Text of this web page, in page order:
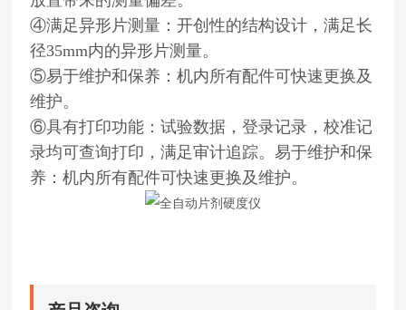
④满足异形片测量：开创性的结构设计，满足长
径35mm内的异形片测量。
⑤易于维护和保养：机内所有配件可快速更换及
维护。
⑥具有打印功能：试验数据，登录记录，校准记
录均可查询打印，满足审计追踪。易于维护和保
养：机内所有配件可快速更换及维护。